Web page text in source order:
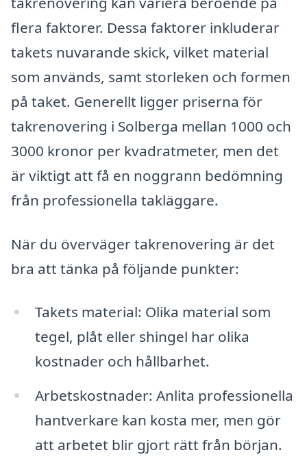
flera faktorer. Dessa faktorer inkluderar
takets nuvarande skick, vilket material
som används, samt storleken och formen
på taket. Generellt ligger priserna för
takrenovering i Solberga mellan 1000 och
3000 kronor per kvadratmeter, men det
är viktigt att få en noggrann bedömning
från professionella takläggare.
När du överväger takrenovering är det
bra att tänka på följande punkter:
Takets material: Olika material som
tegel, plåt eller shingel har olika
kostnader och hållbarhet.
Arbetskostnader: Anlita professionella
hantverkare kan kosta mer, men gör
att arbetet blir gjort rätt från början.